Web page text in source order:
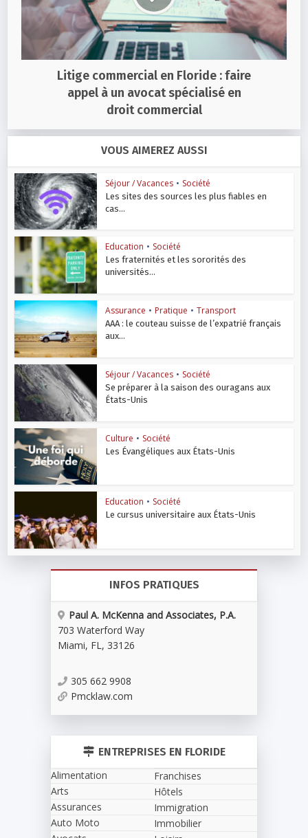
Litige commercial en Floride : faire
appel à un avocat spécialisé en
droit commercial
VOUS AIMEREZ AUSSI
Séjour / Vacances • Société
Les sites des sources les plus fiables en
cas...
Education • Société
Les fraternités et les sororités des
universités...
Assurance • Pratique • Transport
AAA : le couteau suisse de l’expatrié français
aux...
Séjour / Vacances • Société
Se préparer à la saison des ouragans aux
États-Unis
Culture • Société
Les Évangéliques aux États-Unis
Education • Société
Le cursus universitaire aux États-Unis
INFOS PRATIQUES
Paul A. McKenna and Associates, P.A.
703 Waterford Way
Miami, FL, 33126
305 662 9908
Pmcklaw.com
ENTREPRISES EN FLORIDE
Alimentation
Arts
Assurances
Auto Moto
Franchises
Hôtels
Immigration
Immobilier